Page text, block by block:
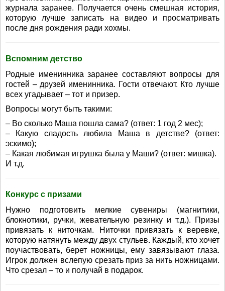
журнала заранее. Получается очень смешная история,
которую лучше записать на видео и просматривать
после дня рождения ради хохмы.
Вспомним детство
Родные именинника заранее составляют вопросы для
гостей – друзей именинника. Гости отвечают. Кто лучше
всех угадывает – тот и призер.
Вопросы могут быть такими:
– Во сколько Маша пошла сама? (ответ: 1 год 2 мес);
– Какую сладость любила Маша в детстве? (ответ:
эскимо);
– Какая любимая игрушка была у Маши? (ответ: мишка).
И т.д.
Конкурс с призами
Нужно подготовить мелкие сувениры (магнитики,
блокнотики, ручки, жевательную резинку и т.д.). Призы
привязать к ниточкам. Ниточки привязать к веревке,
которую натянуть между двух стульев. Каждый, кто хочет
поучаствовать, берет ножницы, ему завязывают глаза.
Игрок должен вслепую срезать приз за нить ножницами.
Что срезал – то и получай в подарок.